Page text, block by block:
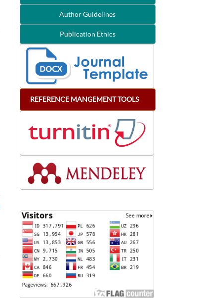
Author Guidelines
Publication Ethics
REFERENCE MANGEMENTTOOLS